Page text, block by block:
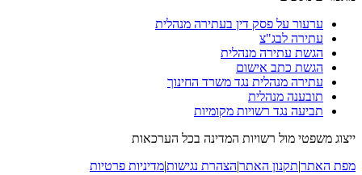
ערעור על פסק דין בעתירה מנהלית
עתירה לבג"צ
הגשת עתירה מנהלית
הגשת כתב אישום
עתירה מנהלית נגד משרד החינוך
תובענה מנהלית
תביעה נגד רשויות מקומיות
ייצוג משפטי מול רשויות המדינה בכל הערכאות
מפת האתר|תקנון האתר|הצהרת נגישות|מדיניות פרטיות